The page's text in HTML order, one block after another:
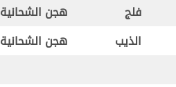
فلج هجن الشحانية
الذيب هجن الشحانية